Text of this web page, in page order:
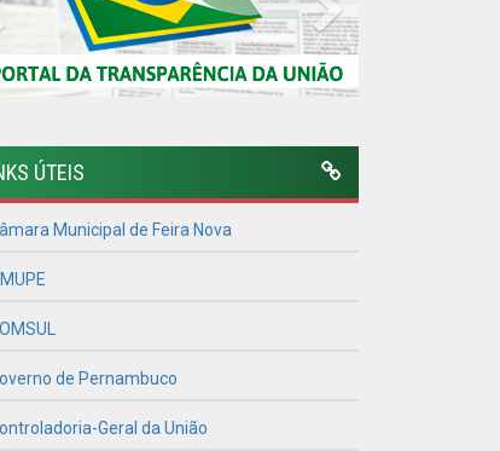
de Pernambuco
Geral da União
- Tesouro Nacional
Convênios
Informações sobre novos Repasses